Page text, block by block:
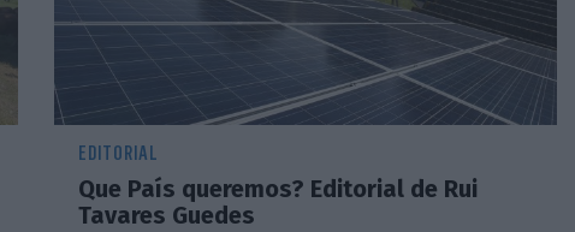
EDITORIAL
Que País queremos? Editorial de Rui
Tavares Guedes